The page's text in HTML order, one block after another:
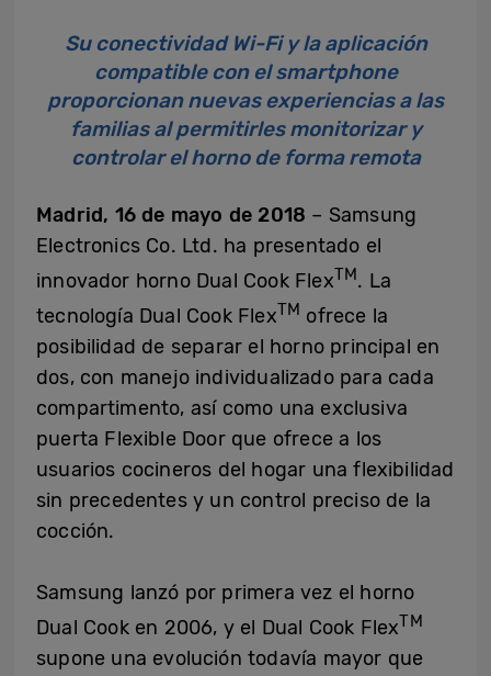
Su conectividad Wi-Fi y la aplicación
compatible con el smartphone
proporcionan nuevas experiencias a las
familias al permitirles monitorizar y
controlar el horno de forma remota
Madrid, 16 de mayo de 2018 – Samsung
Electronics Co. Ltd. ha presentado el
innovador horno Dual Cook FlexTM. La
tecnología Dual Cook FlexTM ofrece la
posibilidad de separar el horno principal en
dos, con manejo individualizado para cada
compartimento, así como una exclusiva
puerta Flexible Door que ofrece a los
usuarios cocineros del hogar una flexibilidad
sin precedentes y un control preciso de la
cocción.
Samsung lanzó por primera vez el horno
Dual Cook en 2006, y el Dual Cook FlexTM
supone una evolución todavía mayor que